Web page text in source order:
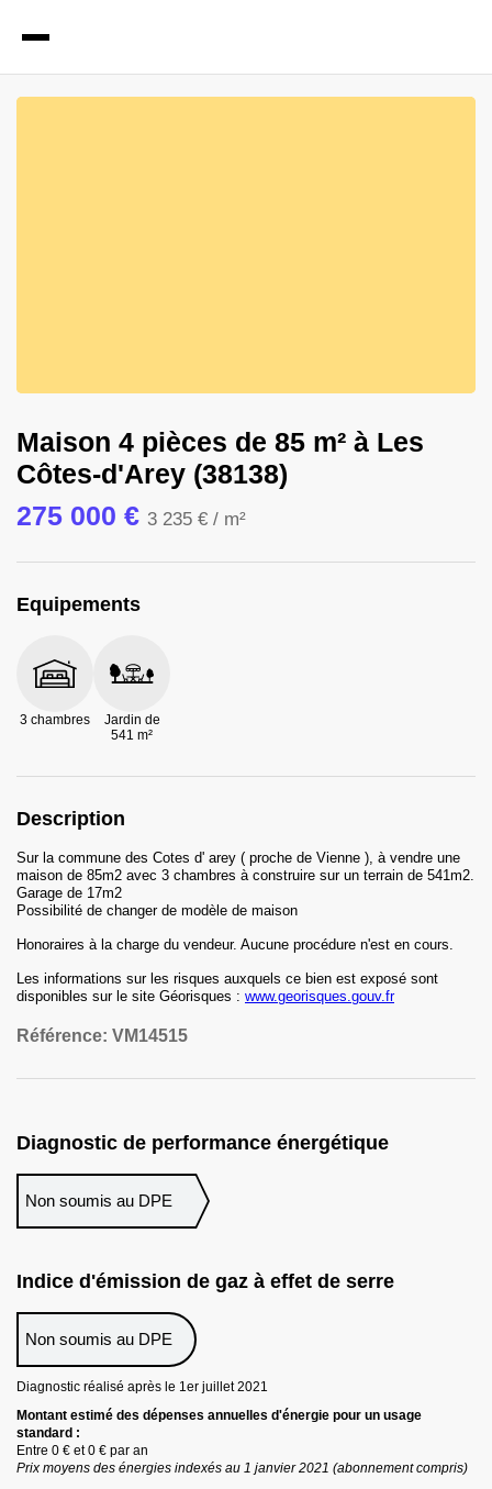
Maison 4 pièces de 85 m² à Les
Côtes-d'Arey (38138)
275 000 € 3 235 € / m²
Equipements
3 chambres
Jardin de
541 m²
Description
Sur la commune des Cotes d' arey ( proche de Vienne ), à vendre une
maison de 85m2 avec 3 chambres à construire sur un terrain de 541m2.
Garage de 17m2
Possibilité de changer de modèle de maison
Honoraires à la charge du vendeur. Aucune procédure n'est en cours.
Les informations sur les risques auxquels ce bien est exposé sont
disponibles sur le site Géorisques : www.georisques.gouv.fr
Référence: VM14515
Diagnostic de performance énergétique
Non soumis au DPE
Indice d'émission de gaz à effet de serre
Non soumis au DPE
Diagnostic réalisé après le 1er juillet 2021
Montant estimé des dépenses annuelles d'énergie pour un usage
standard :
Entre 0 € et0 € par an
Prix moyens des énergies indexés au 1 janvier 2021 (abonnement compris)